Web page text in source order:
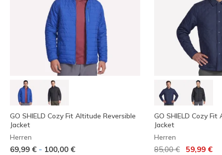
GO SHIELD Cozy Fit Altitude Reversible
Jacket
Herren
69,99 € - 100,00 €
GO SHIELD Cozy
Jacket
Herren
Reduziert von
85,00 €auf59,99 €